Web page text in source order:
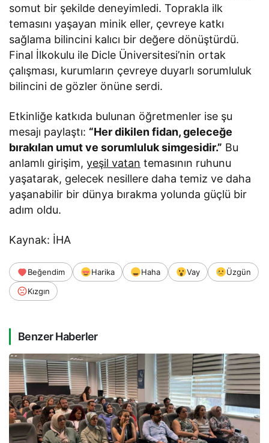
somut bir şekilde deneyimledi. Toprakla ilk
temasını yaşayan minik eller, çevreye katkı
sağlama bilincini kalıcı bir değere dönüştürdü.
Final İlkokulu ile Dicle Üniversitesi’nin ortak
çalışması, kurumların çevreye duyarlı sorumluluk
bilincini de gözler önüne serdi.
Etkinliğe katkıda bulunan öğretmenler ise şu
mesajı paylaştı: “Her dikilen fidan, geleceğe
bırakılan umut ve sorumluluk simgesidir.” Bu
anlamlı girişim,yeşil vatan temasının ruhunu
yaşatarak, gelecek nesillere daha temiz ve daha
yaşanabilir bir dünya bırakma yolunda güçlü bir
adım oldu.
Kaynak: İHA
Beğendim Harika Haha Vay
Üzgün
Kızgın
Benzer Haberler